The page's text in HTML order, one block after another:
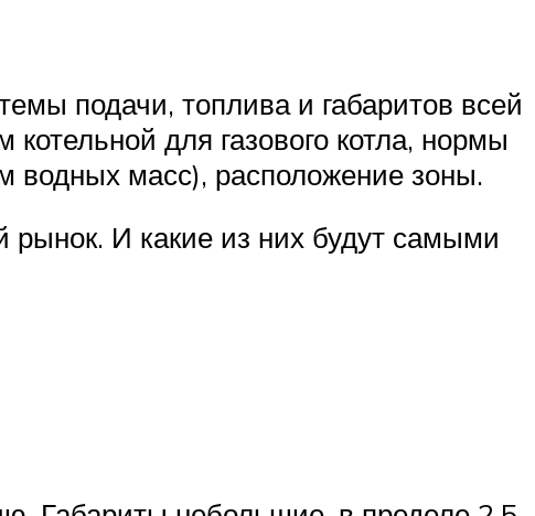
подачи, топлива и габаритов всей
для газового котла, нормы
водных масс), расположение зоны.
И какие из них будут самыми